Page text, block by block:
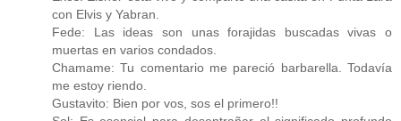
con Elvis y Yabran.
Fede: Las ideas son unas forajidas buscadas vivas o
muertas en varios condados.
Chamame: Tu comentario me pareció barbarella. Todavía
me estoy riendo.
Gustavito: Bien por vos, sos el primero!!